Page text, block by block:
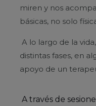
miren y nos
básicas, no solo
A lo largo de la
distintas fases, en
apoyo de un
A través de